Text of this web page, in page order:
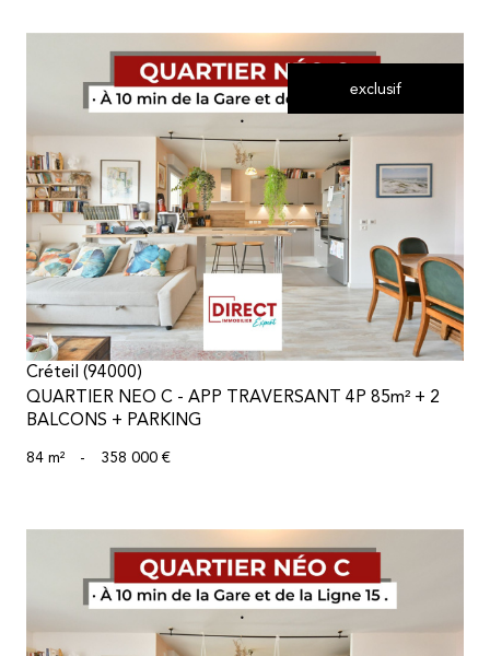
exclusif
voir le bien
Créteil (94000)
QUARTIER NEO C - APP TRAVERSANT 4P 85m² + 2
BALCONS + PARKING
84 m² - 358 000 €